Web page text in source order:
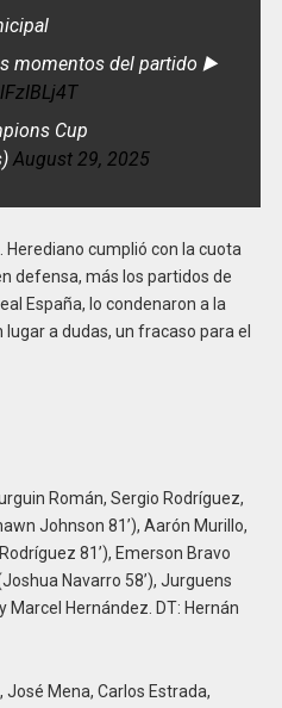
momentos del partido ▶️
Cup
August 29, 2025
cumplió con la cuota
defensa, más los partidos de
España, lo condenaron a la
a dudas, un fracaso para el
Román, Sergio Rodríguez,
Johnson 81’), Aarón Murillo,
81’), Emerson Bravo
Navarro 58’), Jurguens
Marcel Hernández. DT: Hernán
José Mena, Carlos Estrada,